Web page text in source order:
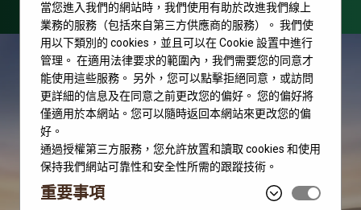
2026 新款腕錶
當您進入我們的網站時，我們使用有助於改進我們線上
業務的服務（包括來自第三方供應商的服務）。 我們使
用以下類別的 cookies，並且可以在 Cookie 設置中進行
管理。 在適用法律要求的範圍內，我們需要您的同意才
能使用這些服務。 另外，您可以點擊拒絕同意，或訪問
更詳細的信息及在同意之前更改您的偏好。 您的偏好將
僅適用於本網站。您可以隨時返回本網站來更改您的偏
好。
通過授權第三方服務，您允許放置和讀取 cookies 和使用
保持我們網站可靠性和安全性所需的跟蹤技術。
重要事項